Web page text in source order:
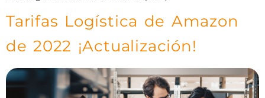
Tarifas Logística de Amazon
de 2022 ¡Actualización!